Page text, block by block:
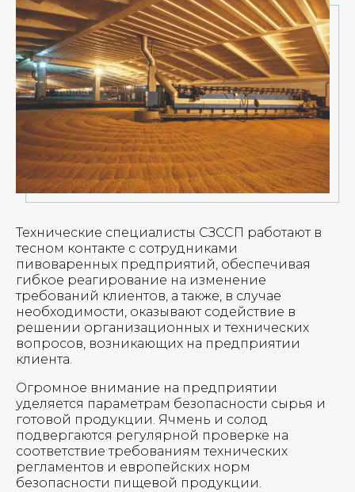
Технические специалисты СЗССП работают в
тесном контакте с сотрудниками
пивоваренных предприятий, обеспечивая
гибкое реагирование на изменение
требований клиентов, а также, в случае
необходимости, оказывают содействие в
решении организационных и технических
вопросов, возникающих на предприятии
клиента.
Огромное внимание на предприятии
уделяется параметрам безопасности сырья и
готовой продукции. Ячмень и солод
подвергаются регулярной проверке на
соответствие требованиям технических
регламентов и европейских норм
безопасности пищевой продукции.